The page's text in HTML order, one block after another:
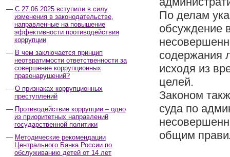
С 27.06.2025 вступили в силу
изменения в законодательстве,
направленные на повышение
эффективности противодействия
коррупции
В чем заключается принцип
неотвратимости ответственности за
совершение коррупционных
правонарушений?
О признаках коррупционных
преступлений
Противодействие коррупции – одно
из приоритетных направлений
государственной политики
Методические рекомендации
Центрального Банка России по
обслуживанию детей от 14 лет
По делам
обсуждение
содержания
исходя из
целей.
Законом
суда по
общим